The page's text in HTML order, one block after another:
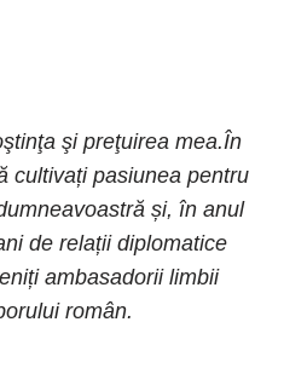
şi preţuirea mea.În
cultivați pasiunea pentru
și, în anul
de relații diplomatice
ambasadorii limbii
român.